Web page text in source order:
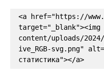
<a href="https://
content/uploads/
ive_RGB-svg.png"
статистика"></a>